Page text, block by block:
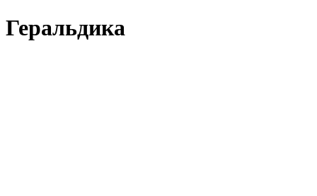
Геральдика